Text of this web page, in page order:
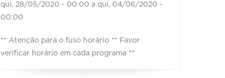
qui, 28/05/2020 - 00:00 a qui, 04/06/2020 -
00:00
** Atenção para o fuso horário ** Favor
verificar horário em cada programa **